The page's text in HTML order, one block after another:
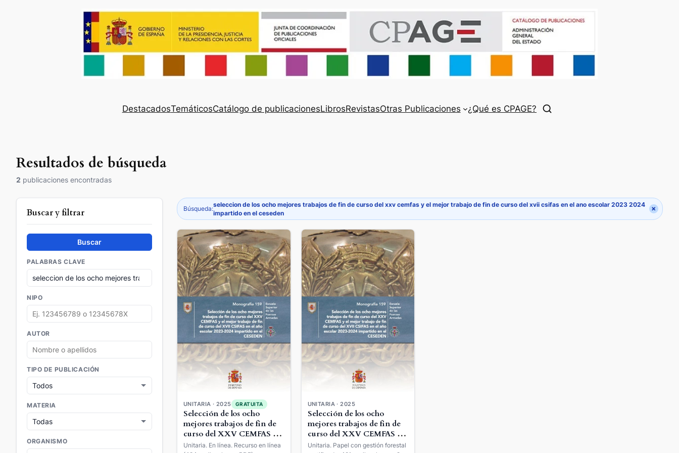
DestacadosTemáticosCatálogo de publicacionesLibrosRevistasOtras Publicaciones ¿Qué es CPAGE?
Resultados de búsqueda
2 publicaciones encontradas
Buscar y filtrar
Buscar
PALABRAS CLAVE
NIPO
AUTOR
TIPO DE PUBLICACIÓN
MATERIA
ORGANISMO
Búsqueda:
seleccion de los ocho mejores trabajos de fin de curso del xxv cemfas y el mejor trabajo de fin de curso del xvii csifas en el ano escolar 2023 2024
impartido en el ceseden
×
UNITARIA · 2025 GRATUITA
Selección de los ocho
mejores trabajos de fin de
curso del XXV CEMFAS y
el mejor trabajo de fin de
Unitaria. En línea. Recurso en línea
UNITARIA · 2025
Selección de los ocho
mejores trabajos de fin de
curso del XXV CEMFAS y
el mejor trabajo de fin de
Unitaria. Papel con gestión forestal